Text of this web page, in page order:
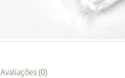
Avaliações (0)